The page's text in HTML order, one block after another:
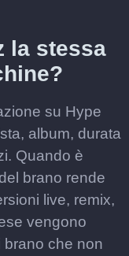
la stessa
su Hype
album, durata
Quando è
brano rende
live, remix,
vengono
brano che non